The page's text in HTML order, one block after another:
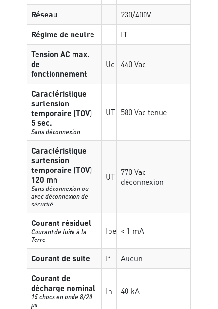
Réseau
230/400V
Régime de neutre
IT
Tension AC max.
de
fonctionnement
Uc 440 Vac
Caractéristique
surtension
temporaire (TOV)
5 sec.
Sans déconnexion
UT 580 Vac tenue
Caractéristique
surtension
temporaire (TOV)
120 mn
Sans déconnexion ou
avec déconnexion de
sécurité
UT 770 Vac
déconnexion
Courant résiduel
Courant de fuite à la
Terre
Ipe < 1 mA
Courant de suite If
Aucun
Courant de
décharge nominal
15 chocs en onde 8/20
µs
In 40 kA